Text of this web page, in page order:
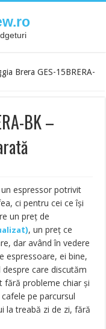
Brera GES-15BRERA-
BK –
espressor potrivit
ci pentru cei ce își
un preț de
t), un preț ce
dar având în vedere
espressoare, ei bine,
care discutăm
fără probleme chiar și
pe parcursul
la treabă zi de zi, fără